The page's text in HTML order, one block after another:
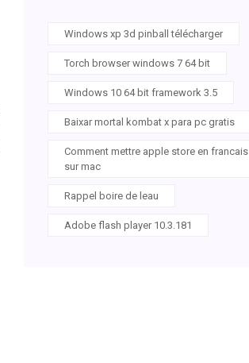
Windows xp 3d pinball télécharger
Torch browser windows 7 64 bit
Windows 10 64 bit framework 3.5
Baixar mortal kombat x para pc gratis
Comment mettre apple store en francais
sur mac
Rappel boire de leau
Adobe flash player 10.3.181